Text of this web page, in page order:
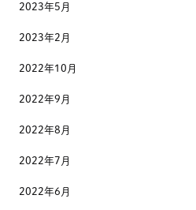
2023年5月
2023年2月
2022年10月
2022年9月
2022年8月
2022年7月
2022年6月